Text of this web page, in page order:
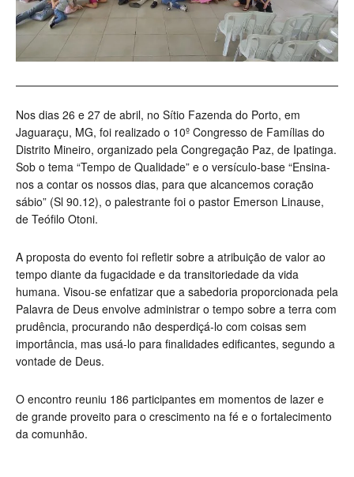
Nos dias 26 e 27 de abril, no Sítio Fazenda do Porto, em
Jaguaraçu, MG, foi realizado o 10º Congresso de Famílias do
Distrito Mineiro, organizado pela Congregação Paz, de Ipatinga.
Sob o tema “Tempo de Qualidade” e o versículo-base “Ensina-
nos a contar os nossos dias, para que alcancemos coração
sábio” (Sl 90.12), o palestrante foi o pastor Emerson Linause,
de Teófilo Otoni.
A proposta do evento foi refletir sobre a atribuição de valor ao
tempo diante da fugacidade e da transitoriedade da vida
humana. Visou-se enfatizar que a sabedoria proporcionada pela
Palavra de Deus envolve administrar o tempo sobre a terra com
prudência, procurando não desperdiçá-lo com coisas sem
importância, mas usá-lo para finalidades edificantes, segundo a
vontade de Deus.
O encontro reuniu 186 participantes em momentos de lazer e
de grande proveito para o crescimento na fé e o fortalecimento
da comunhão.